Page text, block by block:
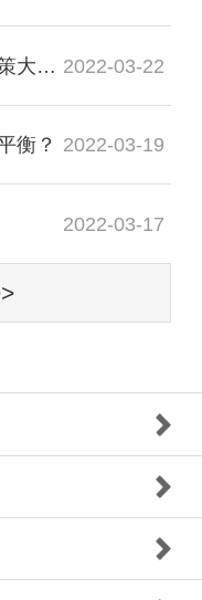
纸箱加工模切工艺的难题及对策大盘点 2022-03-22
衡？ 2022-03-19
2022-03-17